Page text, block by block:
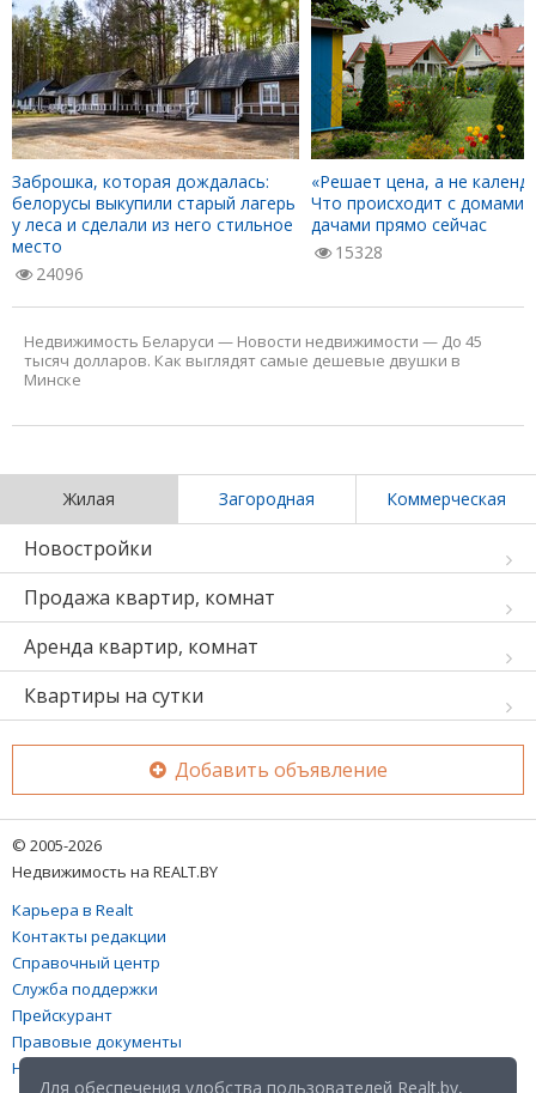
Заброшка, которая дождалась:
белорусы выкупили старый лагерь
у леса и сделали из него стильное
место
24096
«Решает цена, а не
Что происходит с домами
дачами прямо сейчас
15328
Недвижимость Беларуси — Новости недвижимости — До 45
тысяч долларов. Как выглядят самые дешевые двушки в
Минске
Жилая Загородная Коммерческая
Новостройки
Продажа квартир, комнат
Аренда квартир, комнат
Квартиры на сутки
Добавить объявление
© 2005-2026
Недвижимость на REALT.BY
Карьера в Realt
Контакты редакции
Справочный центр
Служба поддержки
Прейскурант
Правовые документы
Настройка файлов cookies
Для обеспечения удобства пользователей Realt.by,